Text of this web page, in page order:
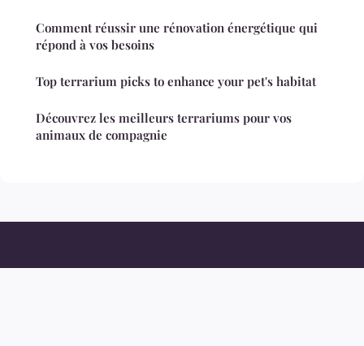
Comment réussir une rénovation énergétique qui
répond à vos besoins
Top terrarium picks to enhance your pet's habitat
Découvrez les meilleurs terrariums pour vos
animaux de compagnie
Moulinsdelavergne